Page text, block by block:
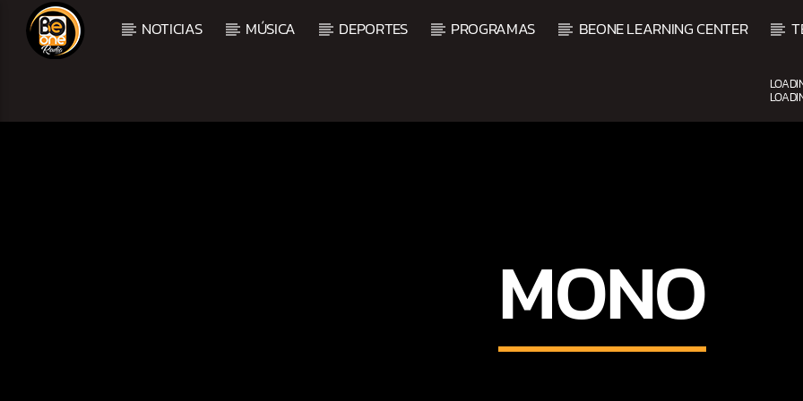
NOTICIAS MÚSICA DEPORTES PROGRAMAS BEONE LEARNING CENTER
MONO